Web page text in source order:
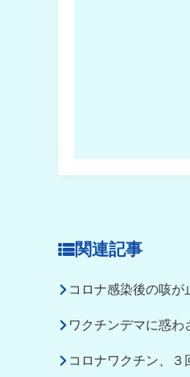
関連記事
コロナ感染後の咳が
ワクチンデマに惑わ
コロナワクチン、３